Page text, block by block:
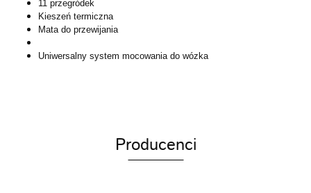
11 przegródek
Kieszeń termiczna
Mata do przewijania
Uniwersalny system mocowania do wózka
Producenci